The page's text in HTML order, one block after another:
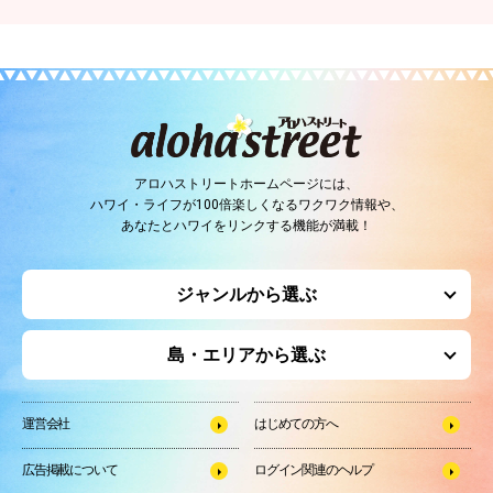
アロハストリートホームページには、
ハワイ・ライフが100倍楽しくなるワクワク情報や、
あなたとハワイをリンクする機能が満載！
ジャンルから選ぶ
島・エリアから選ぶ
運営会社 はじめての方へ
広告掲載について ログイン関連のヘルプ